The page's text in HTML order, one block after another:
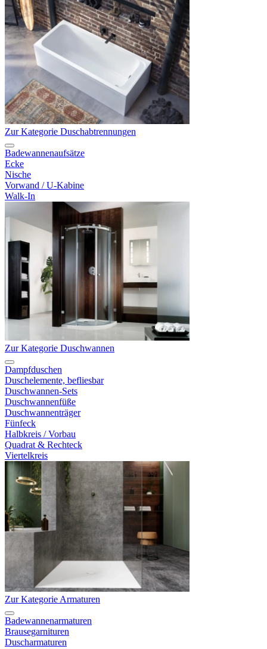
Zur Kategorie Duschabtrennungen
Badewannenaufsätze
Ecke
Nische
Vorwand / U-Kabine
Walk-In
Zur Kategorie Duschwannen
Dampfduschen
Duschelemente, befliesbar
Duschwannen-Sets
Duschwannenfüße
Duschwannenträger
Fünfeck
Halbkreis / Vorbau
Quadrat & Rechteck
Viertelkreis
Zur Kategorie Armaturen
Badewannenarmaturen
Brausegarnituren
Duscharmaturen